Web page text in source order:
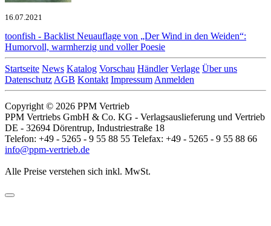
16.07.2021
toonfish - Backlist Neuauflage von „Der Wind in den Weiden“:
Humorvoll, warmherzig und voller Poesie
Startseite News Katalog Vorschau Händler Verlage Über uns
Datenschutz AGB Kontakt Impressum Anmelden
Copyright © 2026 PPM Vertrieb
PPM Vertriebs GmbH & Co. KG - Verlagsauslieferung und Vertrieb
DE - 32694 Dörentrup, Industriestraße 18
Telefon: +49 - 5265 - 9 55 88 55 Telefax: +49 - 5265 - 9 55 88 66
info@ppm-vertrieb.de
Alle Preise verstehen sich inkl. MwSt.